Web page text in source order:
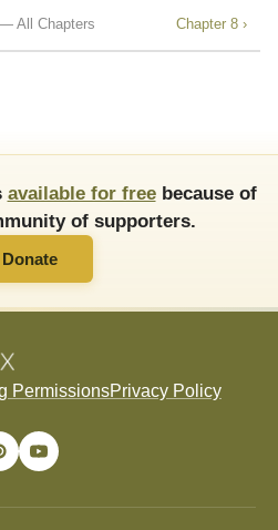
All Chapters Chapter 8 ›
available for freebecause of
of supporters.
Donate
PermissionsPrivacy Policy